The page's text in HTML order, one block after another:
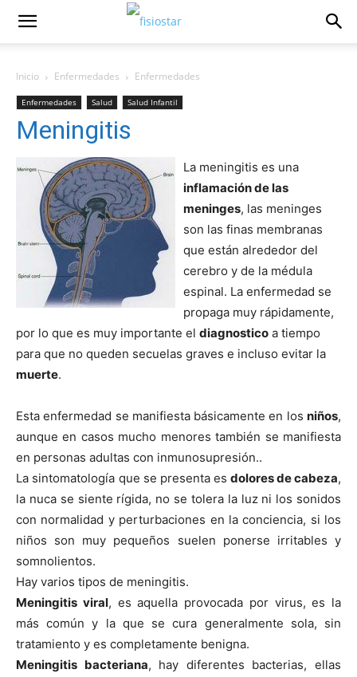
Inicio Enfermedades Enfermedades
Enfermedades Salud Salud Infantil
Meningitis
La meningitis es una
inflamación de las
meninges, las meninges
son las finas membranas
que están alrededor del
cerebro y de la médula
espinal. La enfermedad se
propaga muy rápidamente,
por lo que es muy importante el diagnostico a tiempo
para que no queden secuelas graves e incluso evitar la
muerte.
Esta enfermedad se manifiesta básicamente en los niños,
aunque en casos mucho menores también se manifiesta
en personas adultas con inmunosupresión..
La sintomatologí­a que se presenta es dolores de cabeza,
la nuca se siente rí­gida, no se tolera la luz ni los sonidos
con normalidad y perturbaciones en la conciencia, si los
niños son muy pequeños suelen ponerse irritables y
somnolientos.
Hay varios tipos de meningitis.
Meningitis viral, es aquella provocada por virus, es la
más común y la que se cura generalmente sola, sin
tratamiento y es completamente benigna.
Meningitis bacteriana, hay diferentes bacterias, ellas